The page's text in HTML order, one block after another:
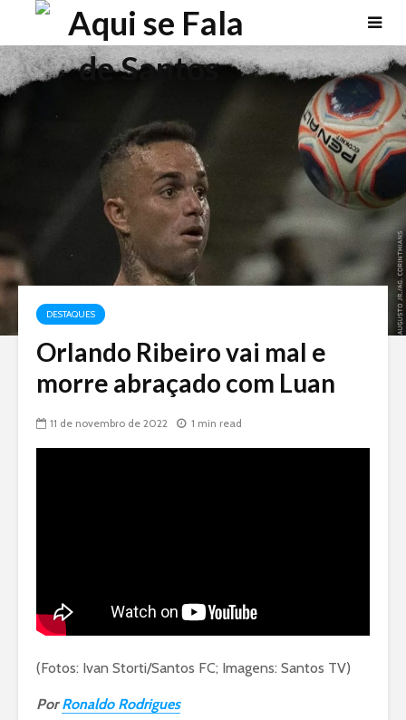
DESTAQUES
Orlando Ribeiro vai mal e
morre abraçado com Luan
11 de novembro de 2022 1 min read
(Fotos: Ivan Storti/Santos FC; Imagens: Santos TV)
PorRonaldo Rodrigues